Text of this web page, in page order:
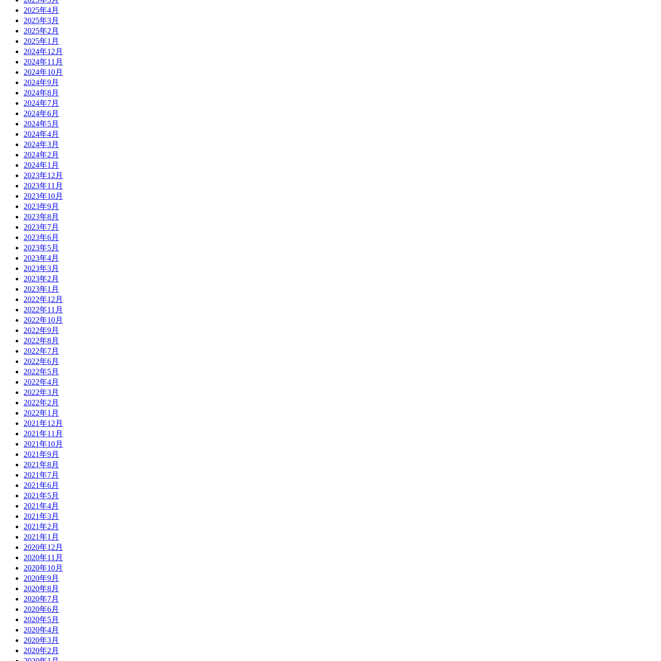
2025年4月
2025年3月
2025年2月
2025年1月
2024年12月
2024年11月
2024年10月
2024年9月
2024年8月
2024年7月
2024年6月
2024年5月
2024年4月
2024年3月
2024年2月
2024年1月
2023年12月
2023年11月
2023年10月
2023年9月
2023年8月
2023年7月
2023年6月
2023年5月
2023年4月
2023年3月
2023年2月
2023年1月
2022年12月
2022年11月
2022年10月
2022年9月
2022年8月
2022年7月
2022年6月
2022年5月
2022年4月
2022年3月
2022年2月
2022年1月
2021年12月
2021年11月
2021年10月
2021年9月
2021年8月
2021年7月
2021年6月
2021年5月
2021年4月
2021年3月
2021年2月
2021年1月
2020年12月
2020年11月
2020年10月
2020年9月
2020年8月
2020年7月
2020年6月
2020年5月
2020年4月
2020年3月
2020年2月